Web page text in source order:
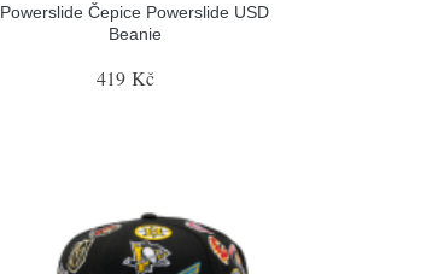
Powerslide Čepice Powerslide USD
Beanie
419 Kč